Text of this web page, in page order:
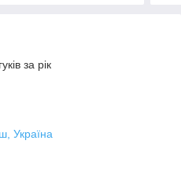
за рік
Україна